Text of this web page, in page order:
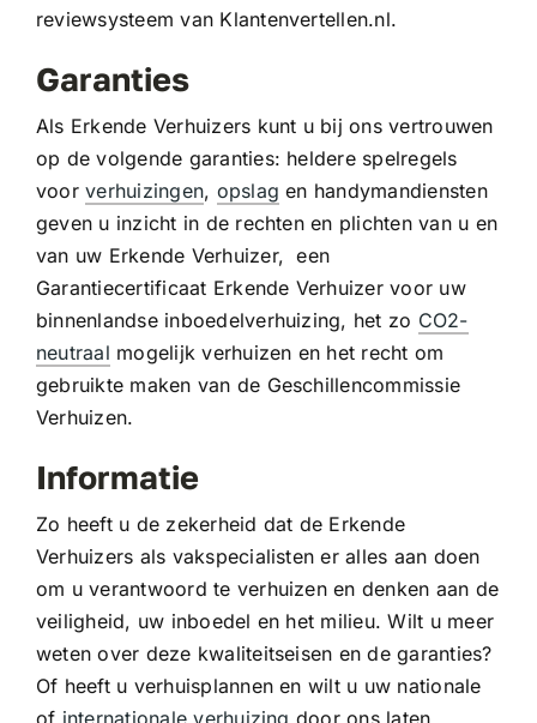
reviewsysteem van Klantenvertellen.nl.
Garanties
Als Erkende Verhuizers kunt u bij ons vertrouwen
op de volgende garanties: heldere spelregels
voorverhuizingen, opslag en handymandiensten
geven u inzicht in de rechten en plichten van u en
van uw Erkende Verhuizer, een
Garantiecertificaat Erkende Verhuizer voor uw
binnenlandse inboedelverhuizing, het zo CO2-
neutraal mogelijk verhuizen en het recht om
gebruikte maken van de Geschillencommissie
Verhuizen.
Informatie
Zo heeft u de zekerheid dat de Erkende
Verhuizers als vakspecialisten er alles aan doen
om u verantwoord te verhuizen en denken aan de
veiligheid, uw inboedel en het milieu. Wilt u meer
weten over deze kwaliteitseisen en de garanties?
Of heeft u verhuisplannen en wilt u uw nationale
of internationale verhuizing door ons laten